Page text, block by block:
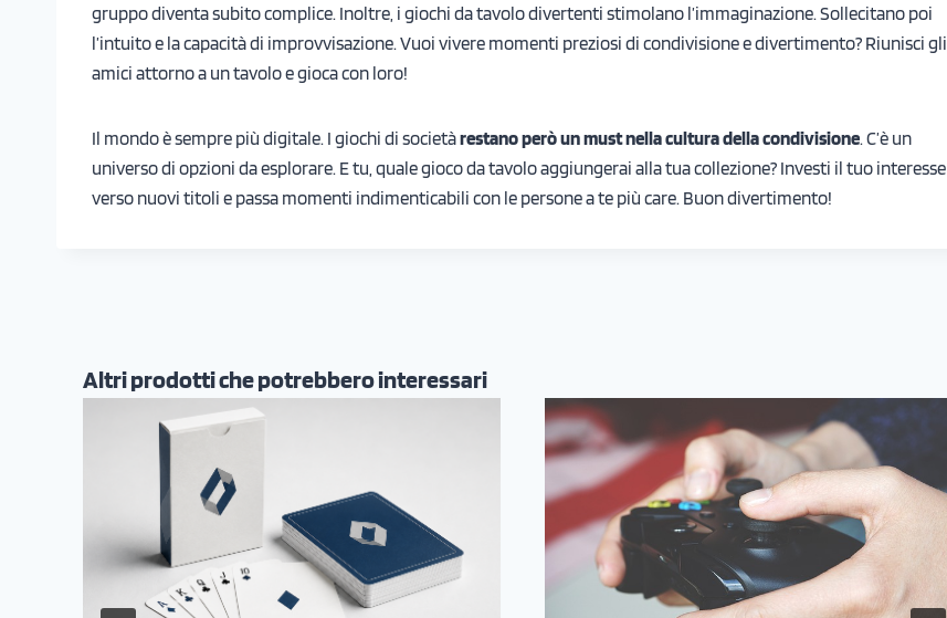
gruppo diventa subito complice. Inoltre, i giochi da tavolo divertenti stimolano l’immaginazione. Sollecitano poi
l’intuito e la capacità di improvvisazione. Vuoi vivere momenti preziosi di condivisione e divertimento? Riunisci gli
amici attorno a un tavolo e gioca con loro!
Il mondo è sempre più digitale. I giochi di societàrestano però un must nella cultura della condivisione. C’è un
universo di opzioni da esplorare. E tu, quale gioco da tavolo aggiungerai alla tua collezione? Investi il tuo interesse
verso nuovi titoli e passa momenti indimenticabili con le persone a te più care. Buon divertimento!
Altri prodotti che potrebbero interessari